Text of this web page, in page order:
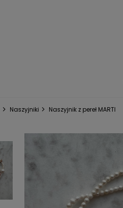
Naszyjniki Naszyjnik z pereł MARTI